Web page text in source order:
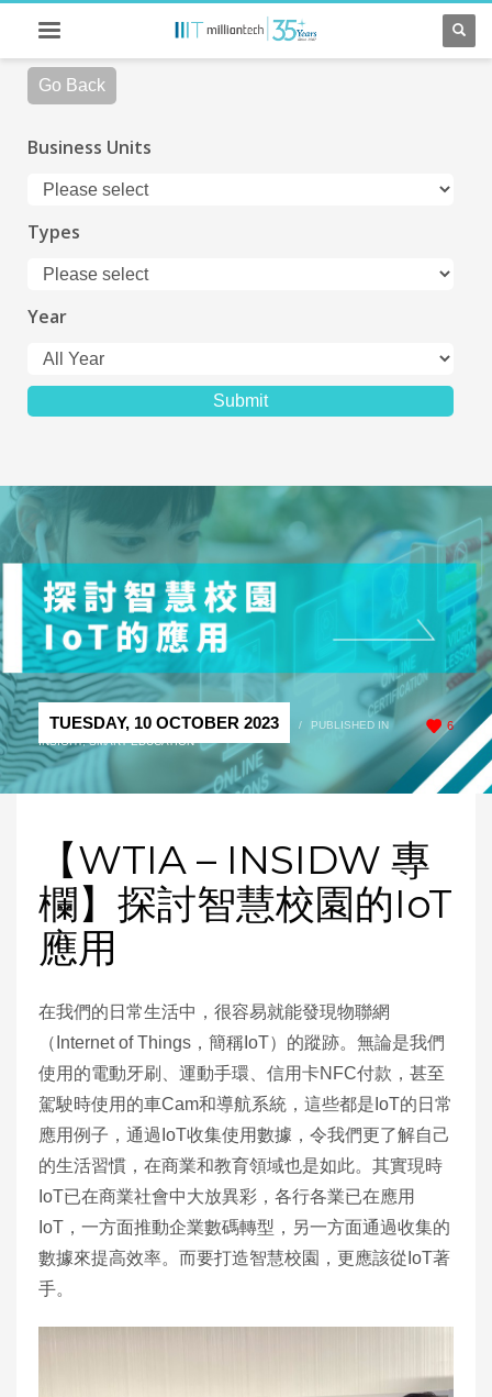
Go Back
Business Units
Types
Year
6
TUESDAY, 10 OCTOBER 2023 /
PUBLISHED IN
INSIGHT,SMART EDUCATION
【WTIA – INSIDW 專
欄】探討智慧校園的IoT
應用
在我們的日常生活中，很容易就能發現物聯網
（Internet of Things，簡稱IoT）的蹤跡。無論是我們
使用的電動牙刷、運動手環、信用卡NFC付款，甚至
駕駛時使用的車Cam和導航系統，這些都是IoT的日常
應用例子，通過IoT收集使用數據，令我們更了解自己
的生活習慣，在商業和教育領域也是如此。其實現時
IoT已在商業社會中大放異彩，各行各業已在應用
IoT，一方面推動企業數碼轉型，另一方面通過收集的
數據來提高效率。而要打造智慧校園，更應該從IoT著
手。